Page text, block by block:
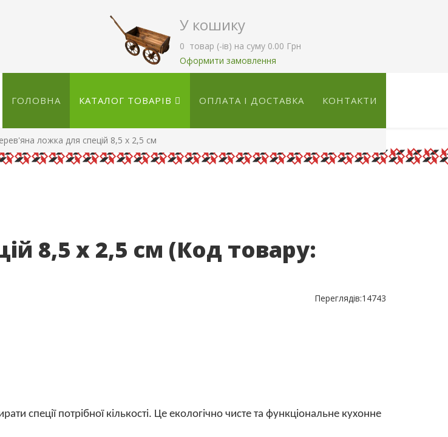
У кошику
0 товар (-ів) на суму 0.00 Грн
Оформити замовлення
ГОЛОВНА КАТАЛОГ ТОВАРІВ ОПЛАТА І ДОСТАВКА КОНТАКТИ
ложка для спецій 8,5 x 2,5 см
8,5 x 2,5 см (Код товару:
Переглядів:14743
спеції потрібної кількості. Це екологічно чисте та функціональне кухонне